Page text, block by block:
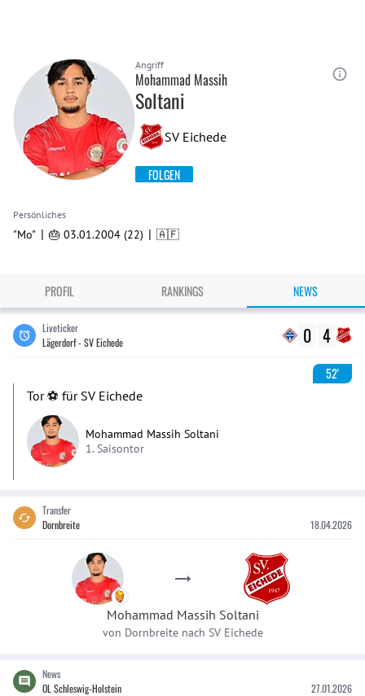
Angriff
Mohammad Massih
Soltani
SV Eichede
FOLGEN
Persönliches
"Mo" | 🎂 03.01.2004 (22) | 🇦🇫
PROFIL RANKINGS NEWS
Liveticker
Lägerdorf - SV Eichede
0 4
52'
Tor ⚽️ für SV Eichede
Mohammad Massih Soltani
1. Saisontor
Transfer
Dornbreite
18.04.2026
Mohammad Massih Soltani
von Dornbreite nach SV Eichede
News
OL Schleswig-Holstein
27.01.2026